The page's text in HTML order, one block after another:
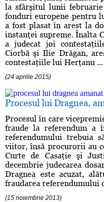
la sfârşitul lunii
fonduri europene pentru
a fost plasat în arest la
instanţei supreme. Înalta
a judecat joi
Ciorbă şi Ilie Drăgan,
contestaţiile lui Herţanu ...
(24 aprilie 2015)
Procesul lui Dragnea,
Procesul în care
fraude la referendum a
referendumului trebuia
viitor, însă procurorii au
Curte de Casaţie şi
decembrie judecarea
Dragnea este acuzat,
fraudarea referendumului
(15 noiembrie 2013)